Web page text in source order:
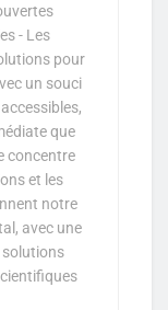
- Les
pour
un souci
que
concentre
et les
notre
avec une